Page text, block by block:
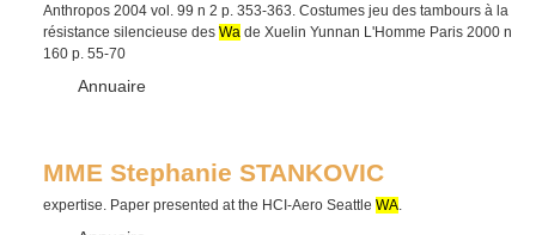
Anthropos 2004 vol. 99 n 2 p. 353-363. Costumes jeu des tambours à la
résistance silencieuse des Wa de Xuelin Yunnan L'Homme Paris 2000 n
160 p. 55-70
Type :
Annuaire
MME Stephanie STANKOVIC
expertise. Paper presented at the HCI-Aero Seattle WA.